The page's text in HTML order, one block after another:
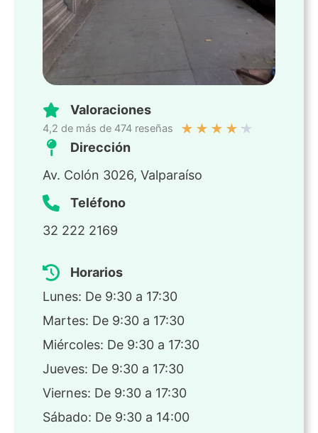
Valoraciones
4,2 de más de 474 reseñas ★ ★ ★ ★ ★
Dirección
Av. Colón 3026, Valparaíso
Teléfono
32 222 2169
Horarios
Lunes: De 9:30 a 17:30
Martes: De 9:30 a 17:30
Miércoles: De 9:30 a 17:30
Jueves: De 9:30 a 17:30
Viernes: De 9:30 a 17:30
Sábado: De 9:30 a 14:00